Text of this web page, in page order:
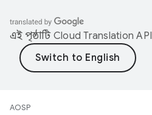
এই পৃষ্ঠাটি Cloud Translation API
AOSP